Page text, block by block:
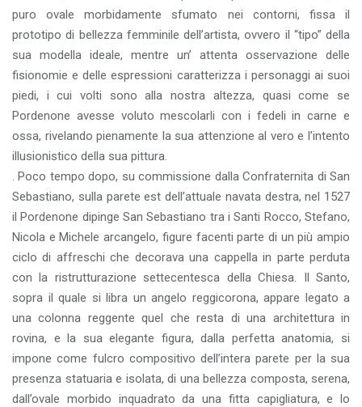
puro ovale morbidamente sfumato nei contorni, fissa il
prototipo di bellezza femminile dell’artista, ovvero il “tipo” della
sua modella ideale, mentre un’ attenta osservazione delle
fisionomie e delle espressioni caratterizza i personaggi ai suoi
piedi, i cui volti sono alla nostra altezza, quasi come se
Pordenone avesse voluto mescolarli con i fedeli in carne e
ossa, rivelando pienamente la sua attenzione al vero e l’intento
illusionistico della sua pittura.
. Poco tempo dopo, su commissione dalla Confraternita di San
Sebastiano, sulla parete est dell’attuale navata destra, nel 1527
il Pordenone dipinge San Sebastiano tra i Santi Rocco, Stefano,
Nicola e Michele arcangelo, figure facenti parte di un più ampio
ciclo di affreschi che decorava una cappella in parte perduta
con la ristrutturazione settecentesca della Chiesa. Il Santo,
sopra il quale si libra un angelo reggicorona, appare legato a
una colonna reggente quel che resta di una architettura in
rovina, e la sua elegante figura, dalla perfetta anatomia, si
impone come fulcro compositivo dell’intera parete per la sua
presenza statuaria e isolata, di una bellezza composta, serena,
dall’ovale morbido inquadrato da una fitta capigliatura, e lo